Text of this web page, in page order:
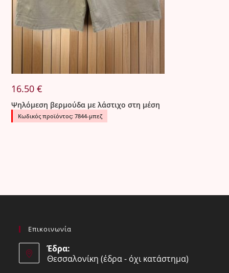
16.50€
Ψηλόμεση βερμούδα με λάστιχο στη μέση
Κωδικός προϊόντος: 7844-μπεζ
Επικοινωνία
Έδρα:
Θεσσαλονίκη (έδρα - όχι κατάστημα)